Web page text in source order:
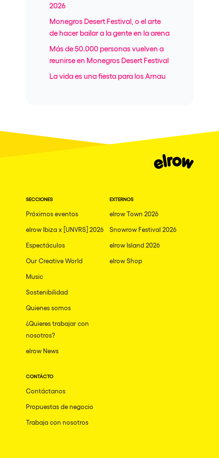
2026
Monegros Desert Festival, o el arte
de hacer bailar a la gente en la arena
Más de 50.000 personas vuelven a
reunirse en Monegros Desert Festival
La vida es una fiesta para los Arnau
SECCIONES
Próximos eventos
elrow Ibiza x [UNVRS] 2026
Espectáculos
Our Creative World
Music
Sostenibilidad
Quienes somos
¿Quieres trabajar con
nosotros?
elrow News
EXTERNOS
elrow Town 2026
Snowrow Festival 2026
elrow Island 2026
elrow Shop
CONTÁCTO
Contáctanos
Propuestas de negocio
Trabaja con nosotros